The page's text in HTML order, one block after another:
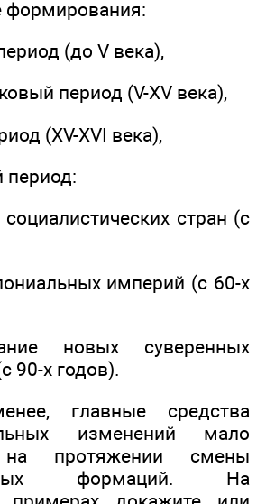
формирования:
(до V века),
период (V-XV века),
(XV-XVI века),
период:
стран (с
империй (с 60-х
новых суверенных
90-х годов).
главные средства
изменений мало
на протяжении смены
формаций. На